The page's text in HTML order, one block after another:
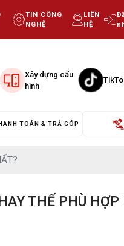
TIN CÔNG
NGHỆ
LIÊN
HỆ
Xây dựng cấu
hình
TOÁN & TRẢ GÓP
THẾ PHÙ